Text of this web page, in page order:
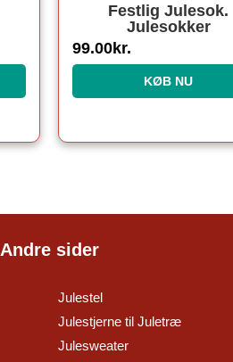
Festlig Julesok.
Julesokker
99.00kr.
KØB NU
Andre sider
Julestel
Julestjerne til Juletræ
Julesweater